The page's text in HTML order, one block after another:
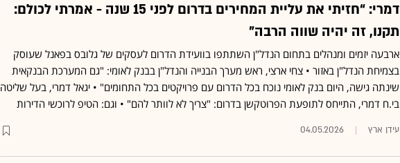
דמרי: “חזיתי את עליית המחירים בדרום לפני 15 שנה - אמרתי לכולם:
תקנו, זה יהיה שווה הרבה”
ארבעה יזמים ומנהלים בתחום הנדל"ן השתתפו בוועידת הדרום לעסקים של גלובס בפאנל שעוסק
בצמיחת הנדל"ן באזור • צחי ארצי, ראש מערך הבנייה והנדל"ן בבנק לאומי: "גם המערכת הבנקאית
שינתה גישה, היום בנק לאומי נוכח בכל הדרום עם פרויקטים בכל התחומים" • יגאל דמרי, בעל שליטה
בי.ח דמרי, התייחס לתופעת הפרוטקשן בדרום: "צריך לא לוותר להם" • וגם: הטיפ לרוכשי הדירות
עידן ארץ 04.05.2026